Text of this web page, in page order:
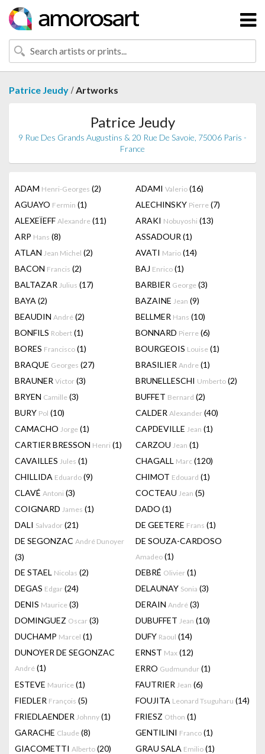
Patrice Jeudy /Artworks
Patrice Jeudy
9 Rue Des Grands Augustins & 20 Rue De Savoie, 75006 Paris -
France
ADAM Henri-Georges (2) ADAMI Valerio (16)
AGUAYO Fermin (1) ALECHINSKY Pierre (7)
ALEXEÏEFF Alexandre (11) ARAKI Nobuyoshi (13)
ARP Hans (8) ASSADOUR (1)
ATLAN Jean Michel (2) AVATI Mario (14)
BACON Francis (2) BAJ Enrico (1)
BALTAZAR Julius (17) BARBIER George (3)
BAYA (2) BAZAINE Jean (9)
BEAUDIN André (2) BELLMER Hans (10)
BONFILS Robert (1) BONNARD Pierre (6)
BORES Francisco (1) BOURGEOIS Louise (1)
BRAQUE Georges (27) BRASILIER Andre (1)
BRAUNER Victor (3) BRUNELLESCHI Umberto (2)
BRYEN Camille (3) BUFFET Bernard (2)
BURY Pol (10) CALDER Alexander (40)
CAMACHO Jorge (1) CAPDEVILLE Jean (1)
CARTIER BRESSON Henri (1) CARZOU Jean (1)
CAVAILLES Jules (1) CHAGALL Marc (120)
CHILLIDA Eduardo (9) CHIMOT Edouard (1)
CLAVÉ Antoni (3) COCTEAU Jean (5)
COIGNARD James (1) DADO (1)
DALI Salvador (21) DE GEETERE Frans (1)
DE SEGONZAC André Dunoyer
(3)
DE SOUZA-CARDOSO
Amadeo (1)
DE STAEL Nicolas (2) DEBRÉ Olivier (1)
DEGAS Edgar (24) DELAUNAY Sonia (3)
DENIS Maurice (3) DERAIN André (3)
DOMINGUEZ Oscar (3) DUBUFFET Jean (10)
DUCHAMP Marcel (1) DUFY Raoul (14)
DUNOYER DE SEGONZAC
André (1)
ERNST Max (12)
ERRO Gudmundur (1)
ESTEVE Maurice (1) FAUTRIER Jean (6)
FIEDLER François (5) FOUJITA Leonard Tsuguharu (14)
FRIEDLAENDER Johnny (1) FRIESZ Othon (1)
GARACHE Claude (8) GENTILINI Franco (1)
GIACOMETTI Alberto (20) GRAU SALA Emilio (1)